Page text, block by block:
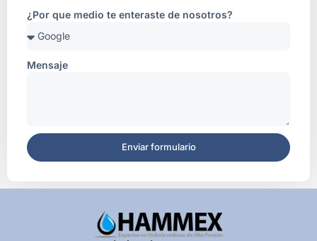
¿Por que medio te enteraste de nosotros?
Mensaje
Enviar formulario